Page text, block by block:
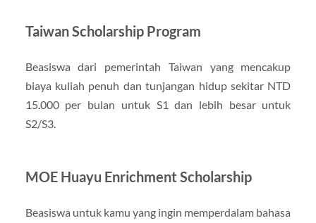
Taiwan Scholarship Program
Beasiswa dari pemerintah Taiwan yang mencakup
biaya kuliah penuh dan tunjangan hidup sekitar NTD
15.000 per bulan untuk S1 dan lebih besar untuk
S2/S3.
MOE Huayu Enrichment Scholarship
Beasiswa untuk kamu yang ingin memperdalam bahasa